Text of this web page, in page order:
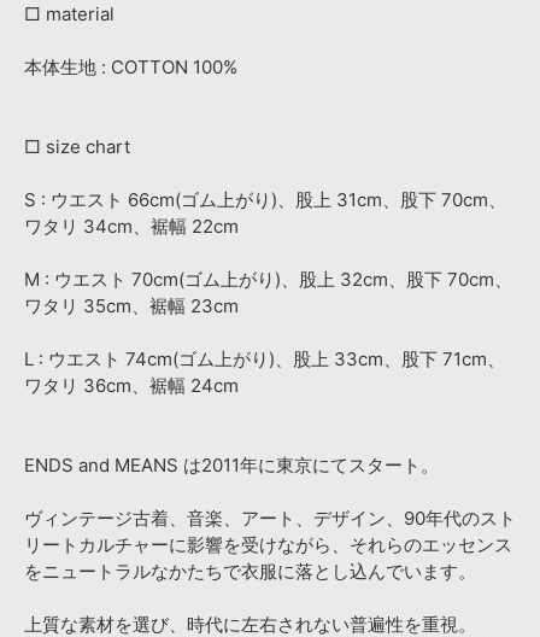
□ material
本体生地 : COTTON 100%
□ size chart
S : ウエスト 66cm(ゴム上がり)、股上 31cm、股下 70cm、
ワタリ 34cm、裾幅 22cm
M : ウエスト 70cm(ゴム上がり)、股上 32cm、股下 70cm、
ワタリ 35cm、裾幅 23cm
L : ウエスト 74cm(ゴム上がり)、股上 33cm、股下 71cm、
ワタリ 36cm、裾幅 24cm
ENDS and MEANS は2011年に東京にてスタート。
ヴィンテージ古着、音楽、アート、デザイン、90年代のスト
リートカルチャーに影響を受けながら、それらのエッセンス
をニュートラルなかたちで衣服に落とし込んでいます。
上質な素材を選び、時代に左右されない普遍性を重視。